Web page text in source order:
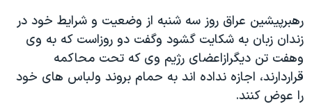
گالری عکس
آرشیو پخش زنده
اعتراضات زن، زندگی، آزادی
مجموعه مستندهای دادخواهی
تریبونال مردمی آبان ۹۸
دادگاه حمید نوری
رهبرپيشين عراق روز سه شنبه از وضعيت و شرايط خود در
زندان زبان به شکايت گشود وگفت دو روزاست که به وی
وهفت تن ديگرازاعضای رژيم وی که تحت محاکمه
قراردارند، اجازه نداده اند به حمام بروند ولباس های خود
را عوض کنند.